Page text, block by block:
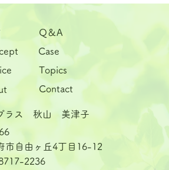
――梅雨と気温上昇が心身に与
と、その整え方――
Q＆A
Case
Topics
Contact
ラス 秋山 美津子
市自由ヶ丘4丁目16-12
2236